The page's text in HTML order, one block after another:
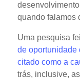
quando falamos
Uma pesquisa
de oportunidade
citado como a
trás, inclusive,